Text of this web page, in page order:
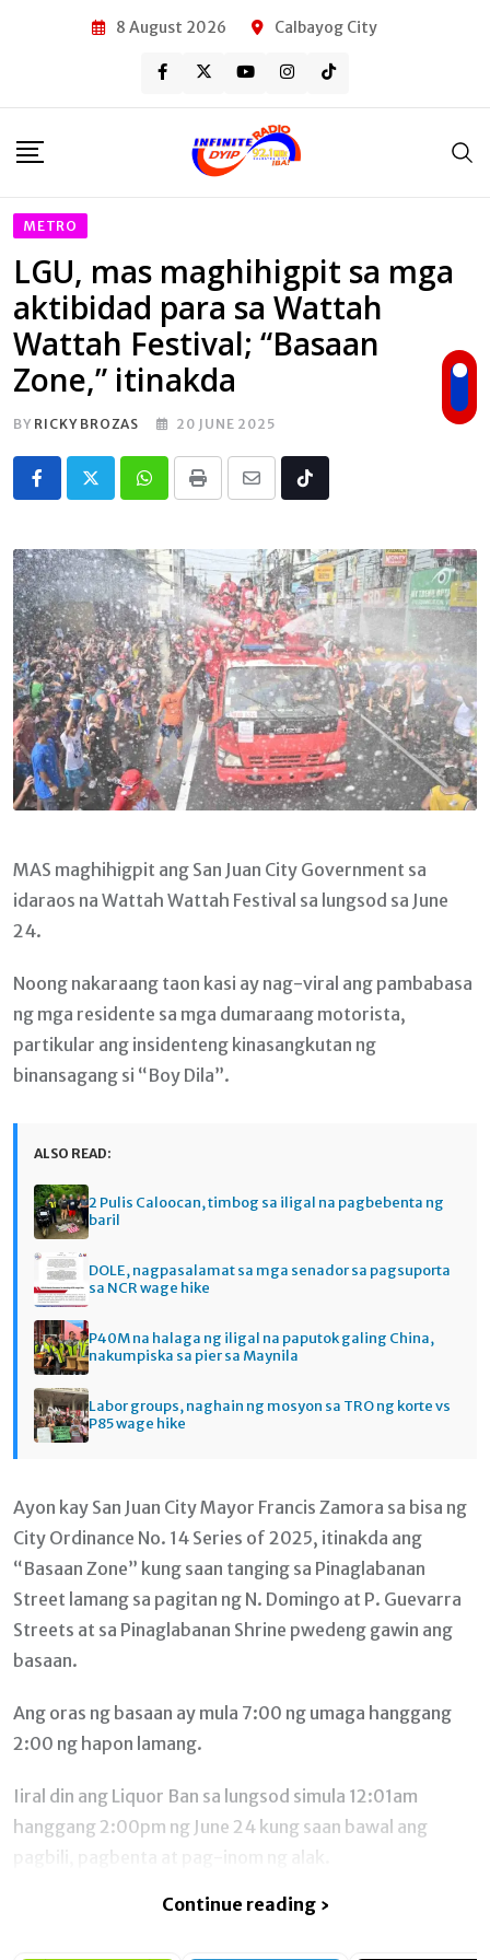
8 August 2026 Calbayog City
METRO
LGU, mas maghihigpit sa mga
aktibidad para sa Wattah
Wattah Festival; “Basaan
Zone,” itinakda
BY RICKY BROZAS 20 JUNE 2025
Whatsapp
Print
Share
Email
Tiktok
MAS maghihigpit ang San Juan City Government sa
idaraos na Wattah Wattah Festival sa lungsod sa June
24.
Noong nakaraang taon kasi ay nag-viral ang pambabasa
ng mga residente sa mga dumaraang motorista,
partikular ang insidenteng kinasangkutan ng
binansagang si “Boy Dila”.
ALSO READ:
2 Pulis Caloocan, timbog sa iligal na pagbebenta ng
baril
DOLE, nagpasalamat sa mga senador sa pagsuporta
sa NCR wage hike
P40M na halaga ng iligal na paputok galing China,
nakumpiska sa pier sa Maynila
Labor groups, naghain ng mosyon sa TRO ng korte vs
P85 wage hike
Ayon kay San Juan City Mayor Francis Zamora sa bisa ng
City Ordinance No. 14 Series of 2025, itinakda ang
“Basaan Zone” kung saan tanging sa Pinaglabanan
Street lamang sa pagitan ng N. Domingo at P. Guevarra
Streets at sa Pinaglabanan Shrine pwedeng gawin ang
basaan.
Ang oras ng basaan ay mula 7:00 ng umaga hanggang
2:00 ng hapon lamang.
Iiral din ang Liquor Ban sa lungsod simula 12:01am
hanggang 2:00pm ng June 24 kung saan bawal ang
Continue reading ›